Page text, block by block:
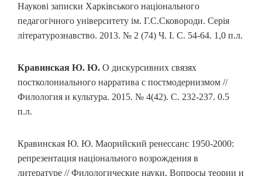
Наукові записки Харківського національного
педагогічного університету ім. Г.С.Сковороди. Серія
літературознавство. 2013. № 2 (74) Ч. I. C. 54‑64. 1,0 п.л.
Кравинская Ю. Ю. О дискурсивних связях
постколониального нарратива с постмодернизмом //
Филология и культура. 2015. № 4(42). С. 232‑237. 0.5
п.л.
Кравинская Ю. Ю. Маорийский ренессанс 1950-2000:
репрезентация національного возрождения в
литературе // Филологические науки. Вопросы теории и